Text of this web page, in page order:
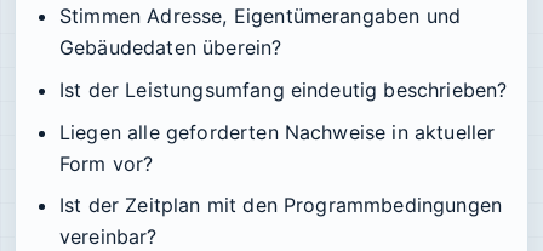
Stimmen Adresse, Eigentümerangaben und
Gebäudedaten überein?
Ist der Leistungsumfang eindeutig beschrieben?
Liegen alle geforderten Nachweise in aktueller
Form vor?
Ist der Zeitplan mit den Programmbedingungen
vereinbar?